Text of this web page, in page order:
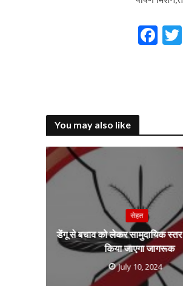
F
o
k
You may also like
सेहत
डेंगू से बचाव को लेकर सामुदायिक स्तर
किया जाएगा जागरूक
July 10, 2024